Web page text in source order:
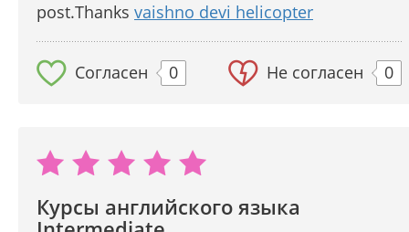
post.Thanks vaishno devi helicopter
Согласен 0 Не согласен 0
Курсы английского языка